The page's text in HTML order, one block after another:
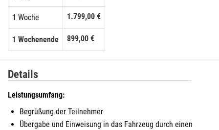
1 Woche 1.799,00 €
1 Wochenende 899,00 €
Details
Leistungsumfang:
Begrüßung der Teilnehmer
Übergabe und Einweisung in das Fahrzeug durch einen